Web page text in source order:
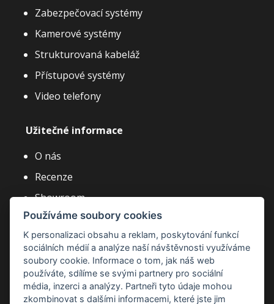
Zabezpečovací systémy
Kamerové systémy
Strukturovaná kabeláž
Přístupové systémy
Video telefony
Užitečné informace
O nás
Recenze
Showroom
Články a novinky
Často kladené dotazy
Kariéra
Používáme soubory cookies
K personalizaci obsahu a reklam, poskytování funkcí
sociálních médií a analýze naší návštěvnosti využíváme
soubory cookie. Informace o tom, jak náš web
používáte, sdílíme se svými partnery pro sociální
média, inzerci a analýzy. Partneři tyto údaje mohou
zkombinovat s dalšími informacemi, které jste jim